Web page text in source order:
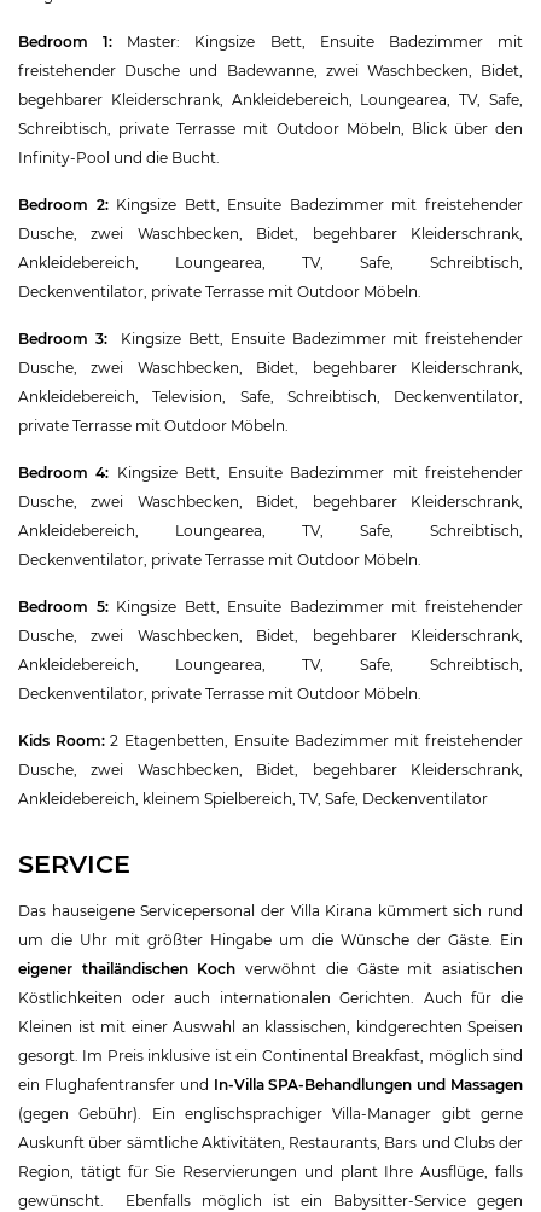
Bedroom 1: Master: Kingsize Bett, Ensuite Badezimmer mit
freistehender Dusche und Badewanne, zwei Waschbecken, Bidet,
begehbarer Kleiderschrank, Ankleidebereich, Loungearea, TV, Safe,
Schreibtisch, private Terrasse mit Outdoor Möbeln, Blick über den
Infinity-Pool und die Bucht.
Bedroom 2:Kingsize Bett, Ensuite Badezimmer mit freistehender
Dusche, zwei Waschbecken, Bidet, begehbarer Kleiderschrank,
Ankleidebereich, Loungearea, TV, Safe, Schreibtisch,
Deckenventilator, private Terrasse mit Outdoor Möbeln.
Bedroom 3:Kingsize Bett, Ensuite Badezimmer mit freistehender
Dusche, zwei Waschbecken, Bidet, begehbarer Kleiderschrank,
Ankleidebereich, Television, Safe, Schreibtisch, Deckenventilator,
private Terrasse mit Outdoor Möbeln.
Bedroom 4: Kingsize Bett, Ensuite Badezimmer mit freistehender
Dusche, zwei Waschbecken, Bidet, begehbarer Kleiderschrank,
Ankleidebereich, Loungearea, TV, Safe, Schreibtisch,
Deckenventilator, private Terrasse mit Outdoor Möbeln.
Bedroom 5:Kingsize Bett, Ensuite Badezimmer mit freistehender
Dusche, zwei Waschbecken, Bidet, begehbarer Kleiderschrank,
Ankleidebereich, Loungearea, TV, Safe, Schreibtisch,
Deckenventilator, private Terrasse mit Outdoor Möbeln.
Kids Room:2 Etagenbetten, Ensuite Badezimmer mit freistehender
Dusche, zwei Waschbecken, Bidet, begehbarer Kleiderschrank,
Ankleidebereich, kleinem Spielbereich, TV, Safe, Deckenventilator
SERVICE
Das hauseigene Servicepersonal der Villa Kirana kümmert sich rund
um die Uhr mit größter Hingabe um die Wünsche der Gäste. Ein
eigener thailändischen Koch verwöhnt die Gäste mit asiatischen
Köstlichkeiten oder auch internationalen Gerichten. Auch für die
Kleinen ist mit einer Auswahl an klassischen, kindgerechten Speisen
gesorgt. Im Preis inklusive ist ein Continental Breakfast, möglich sind
ein Flughafentransfer und In-Villa SPA-Behandlungen und Massagen
(gegen Gebühr). Ein englischsprachiger Villa-Manager gibt gerne
Auskunft über sämtliche Aktivitäten, Restaurants, Bars und Clubs der
Region, tätigt für Sie Reservierungen und plant Ihre Ausflüge, falls
gewünscht. Ebenfalls möglich ist ein Babysitter-Service gegen